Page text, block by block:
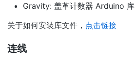
Gravity: 盖革计数器 Arduino 库
关于如何安装库文件， 点击链接
连线